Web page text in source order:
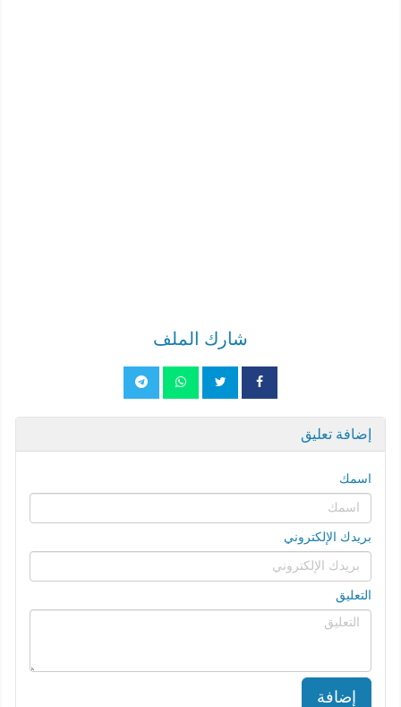
شارك الملف
إضافة تعليق
اسمك
بريدك الإلكتروني
التعليق
إضافة